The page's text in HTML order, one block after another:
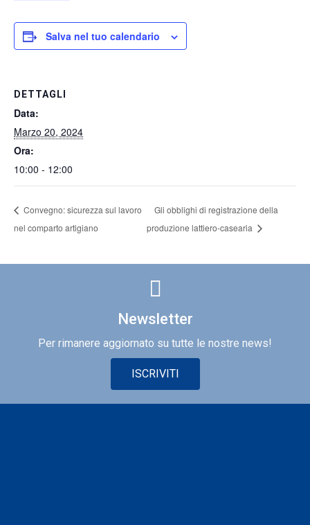
Salva nel tuo calendario
DETTAGLI
Data:
Marzo 20, 2024
Ora:
10:00 - 12:00
Convegno: sicurezza sul lavoro
nel comparto artigiano
Gli obblighi di registrazione della
produzione lattiero-casearia
Newsletter
Per rimanere aggiornato su tutte le nostre news!
ISCRIVITI